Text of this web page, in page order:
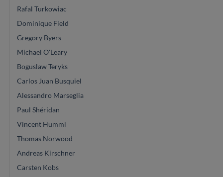
Rafal Turkowiac
Dominique Field
Gregory Byers
Michael O'Leary
Boguslaw Teryks
Carlos Juan Busquiel
Alessandro Marseglia
Paul Shéridan
Vincent Humml
Thomas Norwood
Andreas Kirschner
Carsten Kobs